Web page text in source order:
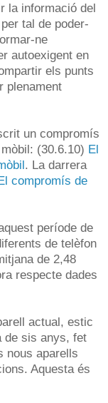
la informació del
tal de poder-
ne
autoexigent en
els punts
plenament
un compromís
(30.6.10) El
. La darrera
compromís de
període de
de telèfon
de 2,48
respecte dades
actual, estic
de sis anys, fet
nous aparells
Aquesta és